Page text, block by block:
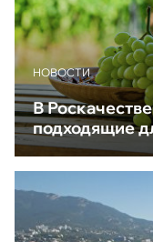
НОВОСТИ
В
подходящие